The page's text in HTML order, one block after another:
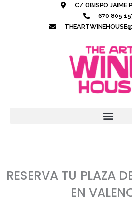
C/ OBISPO JAIME
670 805
RESERVA TU PLAZA
EN